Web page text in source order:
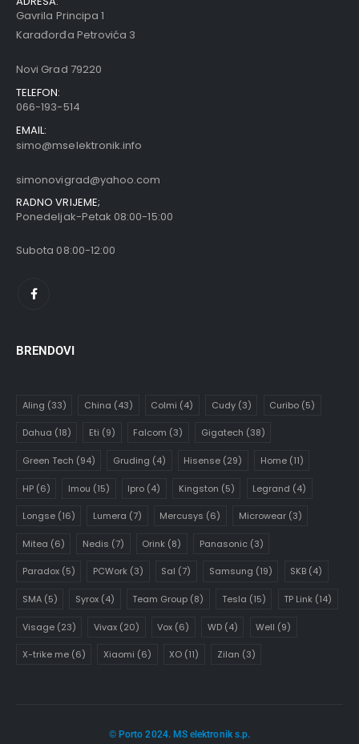
Gavrila Principa 1
Karađorđa Petrovića 3
Novi Grad 79220
TELEFON:
066-193-514
EMAIL:
simo@mselektronik.info
simonovigrad@yahoo.com
RADNO VRIJEME;
Ponedeljak-Petak 08:00-15:00
Subota 08:00-12:00
BRENDOVI
Aling (33) China (43) Colmi (4) Cudy(3) Curibo (5)
Dahua (18) Eti (9) Falcom (3) Gigatech (38)
Green Tech (94) Gruding (4) Hisense (29) Home(11)
HP(6) Imou (15) Ipro (4) Kingston (5) Legrand (4)
Longse(16) Lumera (7) Mercusys (6) Microwear(3)
Mitea (6) Nedis (7) Orink (8) Panasonic(3)
Paradox(5) PCWork (3) Sal (7) Samsung (19) SKB (4)
SMA(5) Syrox (4) Team Group (8) Tesla (15) TP Link (14)
Visage(23) Vivax (20) Vox (6) WD(4) Well (9)
X-trike me(6) Xiaomi (6) XO (11) Zilan (3)
© Porto 2024. MS elektronik s.p.